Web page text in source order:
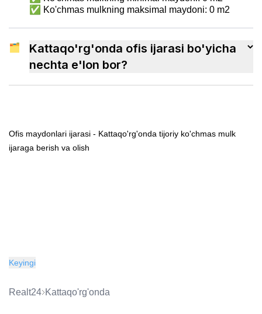
✅ Ko'chmas mulkning maksimal maydoni: 0 m2
🗂
Kattaqo'rg'onda ofis ijarasi bo'yicha
nechta e'lon bor?
Ofis maydonlari ijarasi - Kattaqo'rg'onda tijoriy ko'chmas mulk
ijaraga berish va olish
Keyingi
Realt24 Kattaqo'rg'onda